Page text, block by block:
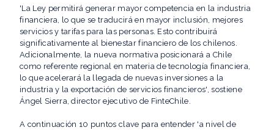
'La Ley permitirá generar mayor competencia en la industria
financiera, lo que se traducirá en mayor inclusión, mejores
servicios y tarifas para las personas. Esto contribuirá
significativamente al bienestar financiero de los chilenos.
Adicionalmente, la nueva normativa posicionará a Chile
como referente regional en materia de tecnología financiera,
lo que acelerará la llegada de nuevas inversiones a la
industria y la exportación de servicios financieros', sostiene
Ángel Sierra, director ejecutivo de FinteChile.
A continuación 10 puntos clave para entender 'a nivel de